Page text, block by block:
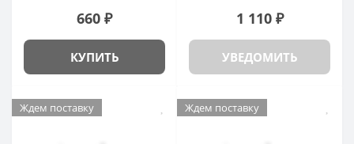
660 ₽
КУПИТЬ
1 110 ₽
УВЕДОМИТЬ
Ждем поставку Ждем поставку